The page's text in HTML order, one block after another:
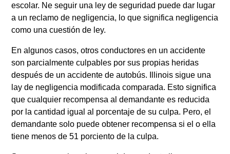
escolar. Ne seguir una ley de seguridad puede dar lugar
a un reclamo de negligencia, lo que significa negligencia
como una cuestión de ley.
En algunos casos, otros conductores en un accidente
son parcialmente culpables por sus propias heridas
después de un accidente de autobús. Illinois sigue una
lay de negligencia modificada comparada. Esto significa
que cualquier recompensa al demandante es reducida
por la cantidad igual al porcentaje de su culpa. Pero, el
demandante solo puede obtener recompensa si el o ella
tiene menos de 51 porciento de la culpa.